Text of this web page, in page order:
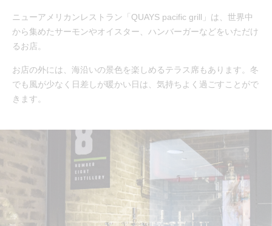
ニューアメリカンレストラン「QUAYS pacific grill」は、世界中
から集めたサーモンやオイスター、ハンバーガーなどをいただけ
るお店。
お店の外には、海沿いの景色を楽しめるテラス席もあります。冬
でも風が少なく日差しが暖かい日は、気持ちよく過ごすことがで
きます。